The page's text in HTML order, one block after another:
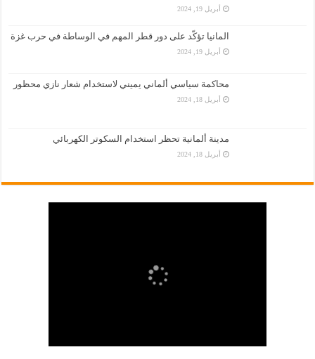
أبريل 19, 2024
المانيا تؤكّد على دور قطر المهم في الوساطة في حرب غزة
أبريل 19, 2024
محاكمة سياسي ألماني يميني لاستخدام شعار نازي محظور
أبريل 18, 2024
مدينة ألمانية تحظر استخدام السكوتر الكهربائي
أبريل 18, 2024